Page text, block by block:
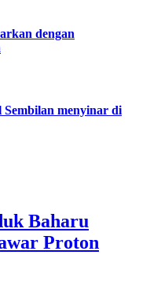
dengan
menyinar di
Baharu
Proton